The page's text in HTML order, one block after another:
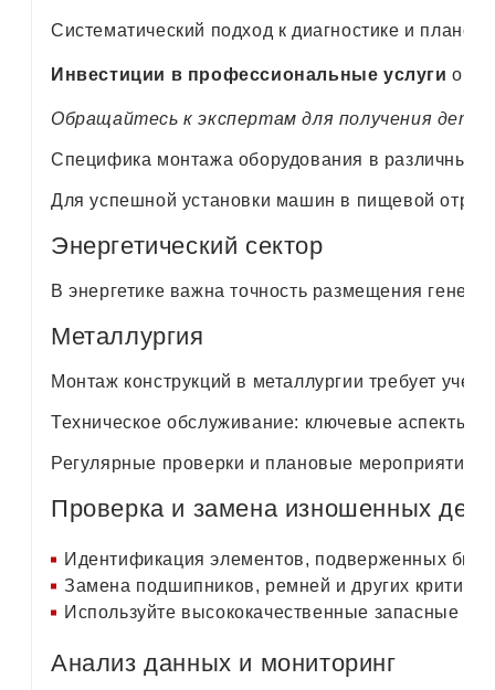
Систематический подход к диагностике и
Инвестиции в профессиональные услуги
Обращайтесь к экспертам для получения
Специфика монтажа оборудования в различных
Для успешной установки машин в пищевой
Энергетический сектор
В энергетике важна точность размещения
Металлургия
Монтаж конструкций в металлургии требует
Техническое обслуживание: ключевые аспекты
Регулярные проверки и плановые мероприятия
Проверка и замена изношенных
Идентификация элементов, подверженных
Замена подшипников, ремней и других
Используйте высококачественные запасные
Анализ данных и мониторинг